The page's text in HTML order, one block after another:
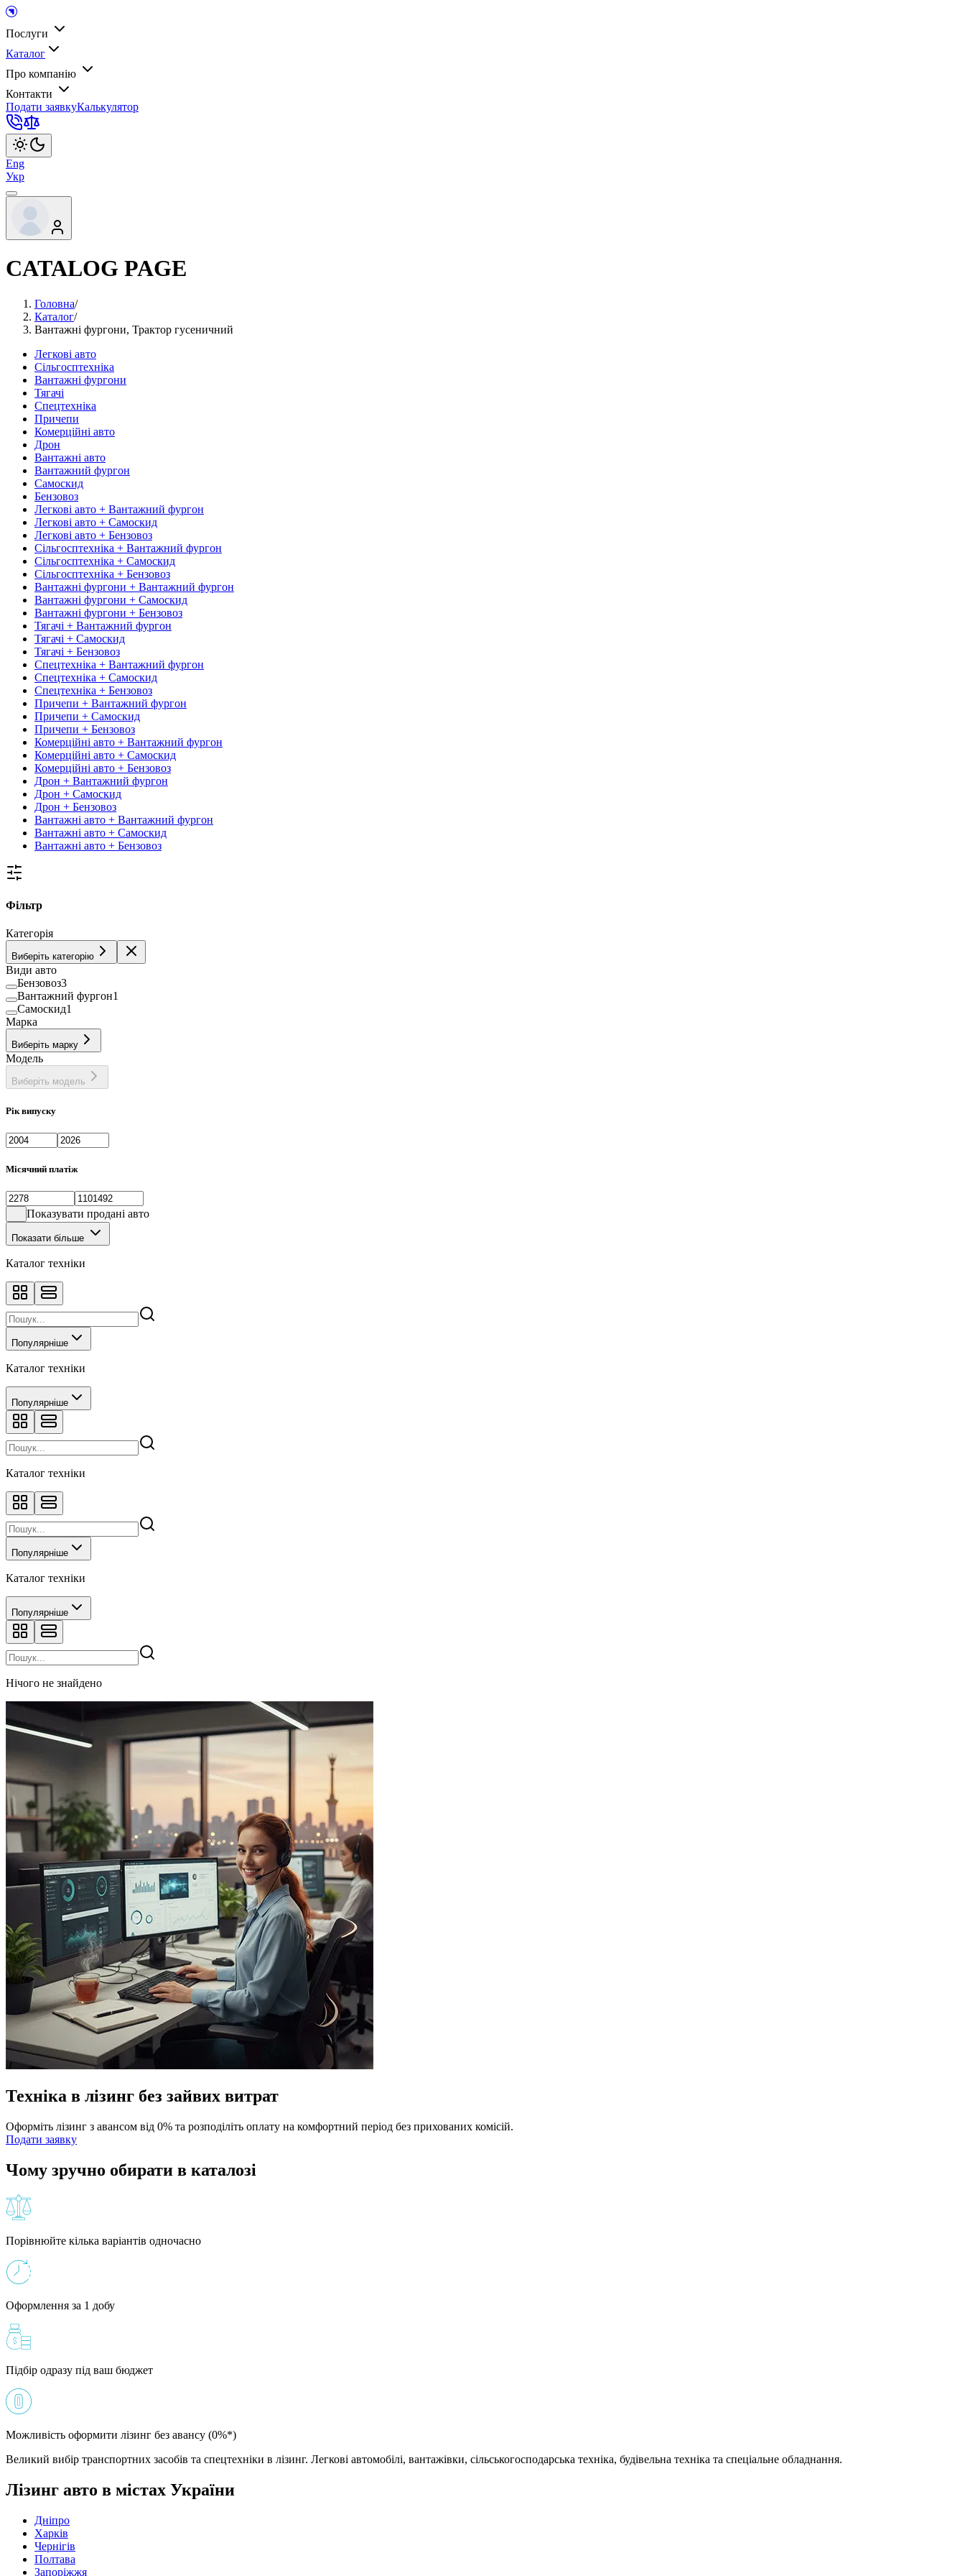
Послуги
Каталог
Про компанію
Контакти
Подати заявкуКалькулятор
Eng
Укр
CATALOG PAGE
Головна/
Каталог/
Вантажні фургони, Трактор гусеничний
Легкові авто
Сільгосптехніка
Вантажні фургони
Тягачі
Спецтехніка
Причепи
Комерційні авто
Дрон
Вантажні авто
Вантажний фургон
Самоскид
Бензовоз
Легкові авто + Вантажний фургон
Легкові авто + Самоскид
Легкові авто + Бензовоз
Сільгосптехніка + Вантажний фургон
Сільгосптехніка + Самоскид
Сільгосптехніка + Бензовоз
Вантажні фургони + Вантажний фургон
Вантажні фургони + Самоскид
Вантажні фургони + Бензовоз
Тягачі + Вантажний фургон
Тягачі + Самоскид
Тягачі + Бензовоз
Спецтехніка + Вантажний фургон
Спецтехніка + Самоскид
Спецтехніка + Бензовоз
Причепи + Вантажний фургон
Причепи + Самоскид
Причепи + Бензовоз
Комерційні авто + Вантажний фургон
Комерційні авто + Самоскид
Комерційні авто + Бензовоз
Дрон + Вантажний фургон
Дрон + Самоскид
Дрон + Бензовоз
Вантажні авто + Вантажний фургон
Вантажні авто + Самоскид
Вантажні авто + Бензовоз
Фільтр
Категорія
Виберіть категорію
Види авто
Бензовоз3
Вантажний фургон1
Самоскид1
Марка
Виберіть марку
Модель
Виберіть модель
Рік випуску
Місячний платіж
Показувати продані авто
Показати більше
Каталог техніки
Популярніше
Каталог техніки
Популярніше
Каталог техніки
Популярніше
Каталог техніки
Популярніше
Нічого не знайдено
Техніка в лізинг без зайвих витрат
Оформіть лізинг з авансом від 0% та розподіліть оплату на комфортний період без прихованих комісій.
Подати заявку
Чому зручно обирати в каталозі
Порівнюйте кілька варіантів одночасно
Оформлення за 1 добу
Підбір одразу під ваш бюджет
Можливість оформити лізинг без авансу (0%*)
Великий вибір транспортних засобів та спецтехніки в лізинг. Легкові автомобілі, вантажівки, сільськогосподарська техніка, будівельна техніка та спеціальне обладнання.
Лізинг авто в містах України
Дніпро
Харків
Чернігів
Полтава
Запоріжжя